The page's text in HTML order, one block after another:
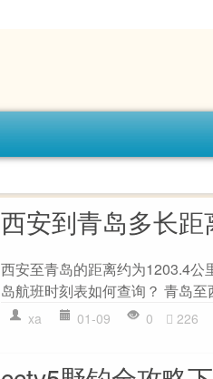
西安到青岛多长距
西安至青岛的距离约为1203.4公
岛航班时刻表如何查询？ 青岛
xa 01-09 0 226